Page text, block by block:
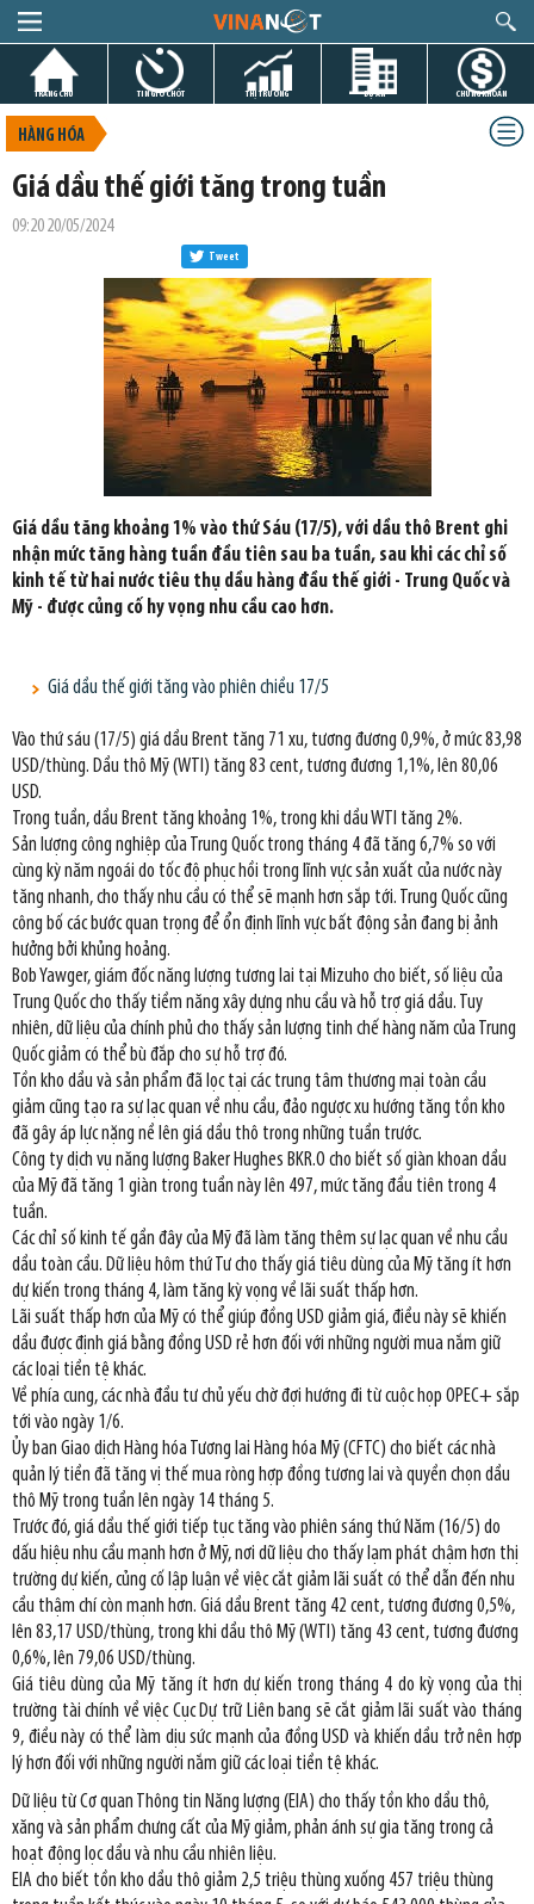
TRANG CHỦ TIN GIỜ CHÓT THỊ TRƯỜNG DỰ ÁN CHỨNG KHOÁN
HÀNG HÓA
Giá dầu thế giới tăng trong tuần
09:20 20/05/2024
Tweet
Giá dầu tăng khoảng 1% vào thứ Sáu (17/5), với dầu thô Brent ghi
nhận mức tăng hàng tuần đầu tiên sau ba tuần, sau khi các chỉ số
kinh tế từ hai nước tiêu thụ dầu hàng đầu thế giới - Trung Quốc và
Mỹ - được củng cố hy vọng nhu cầu cao hơn.
Giá dầu thế giới tăng vào phiên chiều 17/5
Vào thứ sáu (17/5) giá dầu Brent tăng 71 xu, tương đương 0,9%, ở mức 83,98
USD/thùng. Dầu thô Mỹ (WTI) tăng 83 cent, tương đương 1,1%, lên 80,06
USD.
Trong tuần, dầu Brent tăng khoảng 1%, trong khi dầu WTI tăng 2%.
Sản lượng công nghiệp của Trung Quốc trong tháng 4 đã tăng 6,7% so với
cùng kỳ năm ngoái do tốc độ phục hồi trong lĩnh vực sản xuất của nước này
tăng nhanh, cho thấy nhu cầu có thể sẽ mạnh hơn sắp tới. Trung Quốc cũng
công bố các bước quan trọng để ổn định lĩnh vực bất động sản đang bị ảnh
hưởng bởi khủng hoảng.
Bob Yawger, giám đốc năng lượng tương lai tại Mizuho cho biết, số liệu của
Trung Quốc cho thấy tiềm năng xây dựng nhu cầu và hỗ trợ giá dầu. Tuy
nhiên, dữ liệu của chính phủ cho thấy sản lượng tinh chế hàng năm của Trung
Quốc giảm có thể bù đắp cho sự hỗ trợ đó.
Tồn kho dầu và sản phẩm đã lọc tại các trung tâm thương mại toàn cầu
giảm cũng tạo ra sự lạc quan về nhu cầu, đảo ngược xu hướng tăng tồn kho
đã gây áp lực nặng nề lên giá dầu thô trong những tuần trước.
Công ty dịch vụ năng lượng Baker Hughes BKR.O cho biết số giàn khoan dầu
của Mỹ đã tăng 1 giàn trong tuần này lên 497, mức tăng đầu tiên trong 4
tuần.
Các chỉ số kinh tế gần đây của Mỹ đã làm tăng thêm sự lạc quan về nhu cầu
dầu toàn cầu. Dữ liệu hôm thứ Tư cho thấy giá tiêu dùng của Mỹ tăng ít hơn
dự kiến trong tháng 4, làm tăng kỳ vọng về lãi suất thấp hơn.
Lãi suất thấp hơn của Mỹ có thể giúp đồng USD giảm giá, điều này sẽ khiến
dầu được định giá bằng đồng USD rẻ hơn đối với những người mua nắm giữ
các loại tiền tệ khác.
Về phía cung, các nhà đầu tư chủ yếu chờ đợi hướng đi từ cuộc họp OPEC+ sắp
tới vào ngày 1/6.
Ủy ban Giao dịch Hàng hóa Tương lai Hàng hóa Mỹ (CFTC) cho biết các nhà
quản lý tiền đã tăng vị thế mua ròng hợp đồng tương lai và quyền chọn dầu
thô Mỹ trong tuần lên ngày 14 tháng 5.
Trước đó, giá dầu thế giới tiếp tục tăng vào phiên sáng thứ Năm (16/5) do
dấu hiệu nhu cầu mạnh hơn ở Mỹ, nơi dữ liệu cho thấy lạm phát chậm hơn thị
trường dự kiến, củng cố lập luận về việc cắt giảm lãi suất có thể dẫn đến nhu
cầu thậm chí còn mạnh hơn. Giá dầu Brent tăng 42 cent, tương đương 0,5%,
lên 83,17 USD/thùng, trong khi dầu thô Mỹ (WTI) tăng 43 cent, tương đương
0,6%, lên 79,06 USD/thùng.
Giá tiêu dùng của Mỹ tăng ít hơn dự kiến trong tháng 4 do kỳ vọng của thị
trường tài chính về việc Cục Dự trữ Liên bang sẽ cắt giảm lãi suất vào tháng
9, điều này có thể làm dịu sức mạnh của đồng USD và khiến dầu trở nên hợp
lý hơn đối với những người nắm giữ các loại tiền tệ khác.
Dữ liệu từ Cơ quan Thông tin Năng lượng (EIA) cho thấy tồn kho dầu thô,
xăng và sản phẩm chưng cất của Mỹ giảm, phản ánh sự gia tăng trong cả
hoạt động lọc dầu và nhu cầu nhiên liệu.
EIA cho biết tồn kho dầu thô giảm 2,5 triệu thùng xuống 457 triệu thùng